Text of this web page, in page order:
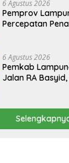
6 Agustus 2026
Pemprov
Percepatan
6 Agustus 2026
Pemkab
Jalan RA